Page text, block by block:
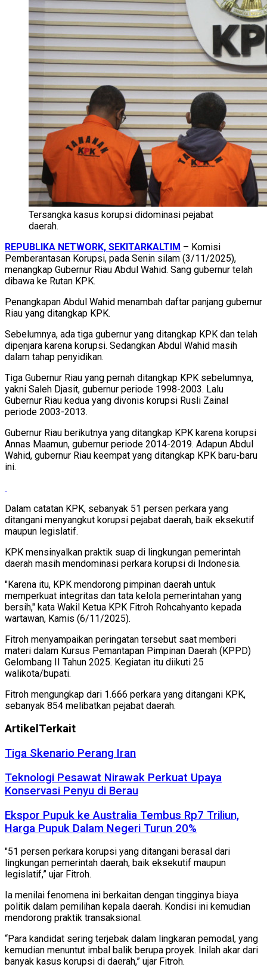
Tersangka kasus korupsi didominasi pejabat
daerah.
REPUBLIKA NETWORK, SEKITARKALTIM – Komisi
Pemberantasan Korupsi, pada Senin silam (3/11/2025),
menangkap Gubernur Riau Abdul Wahid. Sang gubernur telah
dibawa ke Rutan KPK.
Penangkapan Abdul Wahid menambah daftar panjang gubernur
Riau yang ditangkap KPK.
Sebelumnya, ada tiga gubernur yang ditangkap KPK dan telah
dipenjara karena korupsi. Sedangkan Abdul Wahid masih
dalam tahap penyidikan.
Tiga Gubernur Riau yang pernah ditangkap KPK sebelumnya,
yakni Saleh Djasit, gubernur periode 1998-2003. Lalu
Gubernur Riau kedua yang divonis korupsi Rusli Zainal
periode 2003-2013.
Gubernur Riau berikutnya yang ditangkap KPK karena korupsi
Annas Maamun, gubernur periode 2014-2019. Adapun Abdul
Wahid, gubernur Riau keempat yang ditangkap KPK baru-baru
ini.
Dalam catatan KPK, sebanyak 51 persen perkara yang
ditangani menyangkut korupsi pejabat daerah, baik eksekutif
maupun legislatif.
KPK mensinyalkan praktik suap di lingkungan pemerintah
daerah masih mendominasi perkara korupsi di Indonesia.
"Karena itu, KPK mendorong pimpinan daerah untuk
memperkuat integritas dan tata kelola pemerintahan yang
bersih," kata Wakil Ketua KPK Fitroh Rohcahyanto kepada
wartawan, Kamis (6/11/2025).
Fitroh menyampaikan peringatan tersebut saat memberi
materi dalam Kursus Pemantapan Pimpinan Daerah (KPPD)
Gelombang II Tahun 2025. Kegiatan itu diikuti 25
walikota/bupati.
Fitroh mengungkap dari 1.666 perkara yang ditangani KPK,
sebanyak 854 melibatkan pejabat daerah.
Artikel Terkait
Tiga Skenario Perang Iran
Teknologi Pesawat Nirawak Perkuat Upaya
Konservasi Penyu di Berau
Ekspor Pupuk ke Australia Tembus Rp7 Triliun,
Harga Pupuk Dalam Negeri Turun 20%
"51 persen perkara korupsi yang ditangani berasal dari
lingkungan pemerintah daerah, baik eksekutif maupun
legislatif,” ujar Fitroh.
Ia menilai fenomena ini berkaitan dengan tingginya biaya
politik dalam pemilihan kepala daerah. Kondisi ini kemudian
mendorong praktik transaksional.
“Para kandidat sering terjebak dalam lingkaran pemodal, yang
kemudian menuntut imbal balik berupa proyek. Inilah akar dari
banyak kasus korupsi di daerah,” ujar Fitroh.